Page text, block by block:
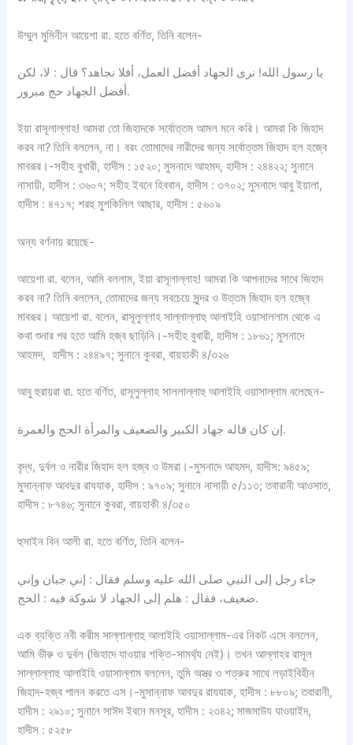
উম্মুল মুমিনীন আয়েশা রা. হতে বর্ণিত, তিনি বলেন-
يا رسول الله! نرى الجهاد أفضل العمل، أفلا نجاهد؟ قال : لا، لكن
أفضل الجهاد حج مبرور.
ইয়া রাসূলাল্লাহ! আমরা তো জিহাদকে সর্বোত্তম আমল মনে করি। আমরা কি জিহাদ
করব না? তিনি বললেন, না। বরং তোমাদের নারীদের জন্য সর্বোত্তম জিহাদ হল হজ্বে
মাবরূর।-সহীহ বুখারী, হাদীস : ১৫২০; মুসনাদে আহমদ, হাদীস : ২৪৪২২; সুনানে
নাসায়ী, হাদীস : ৩৬০৭; সহীহ ইবনে হিববান, হাদীস : ৩৭০২; মুসনাদে আবু ইয়ালা,
হাদীস : ৪৭১৭; শরহু মুশকিলিল আছার, হাদীস : ৫৬০৯
অন্য বর্ণনায় রয়েছে-
আয়েশা রা. বলেন, আমি বললাম, ইয়া রাসূলাল্লাহ! আমরা কি আপনাদের সাথে জিহাদ
করব না? তিনি বললেন, তোমাদের জন্য সবচেয়ে সুন্দর ও উত্তম জিহাদ হল হজ্বে
মাবরূর। আয়েশা রা. বলেন, রাসূলুল্লাহ সাল্লাল্লাহু আলাইহি ওয়াসাললাম থেকে এ
কথা শুনার পর হতে আমি হজ্ব ছাড়িনি।-সহীহ বুখারী, হাদীস : ১৮৬১; মুসনাদে
আহমদ, হাদীস : ২৪৪৯৭; সুনানে কুবরা, বায়হাকী ৪/৩২৬
আবু হুরায়রা রা. হতে বর্ণিত, রাসূলুল্লাহ সাললাল্লাহু আলাইহি ওয়াসাল্লাম বলেছেন-
إن كان قاله جهاد الكبير والضعيف والمرأة الحج والعمرة.
বৃদ্ধ, দুর্বল ও নারীর জিহাদ হল হজ্ব ও উমরা।-মুসনাদে আহমদ, হাদীস: ৯৪৫৯;
মুসান্নাফ আবদুর রাযযাক, হাদীস : ৯৭০৯; সুনানে নাসায়ী ৫/১১৩; তবারানী আওসাত,
হাদীস : ৮৭৪৬; সুনানে কুবরা, বায়হাকী ৪/৩৫০
হুসাইন বিন আলী রা. হতে বর্ণিত, তিনি বলেন-
جاء رجل إلى النبي صلى الله عليه وسلم فقال : إني جبان وإني
ضعيف، فقال : هلم إلى الجهاد لا شوكة فيه : الحج.
এক ব্যক্তি নবী করীম সাল্লাল্লাহু আলাইহি ওয়াসাল্লাম-এর নিকট এসে বললেন,
আমি ভীরু ও দুর্বল (জিহাদে যাওয়ার শক্তি-সামর্থ্য নেই)। তখন আল্লাহর রাসূল
সাল্লাল্লাহু আলাইহি ওয়াসাল্লাম বললেন, তুমি অস্ত্র ও শত্রুর সাথে লড়াইবিহীন
জিহাদ-হজ্ব পালন করতে এস।-মুসান্নাফ আবদুর রাযযাক, হাদীস : ৮৮০৯; তবারানী,
হাদীস : ২৯১০; সুনানে সাঈদ ইবনে মনসূর, হাদীস : ২৩৪২; মাজমাউয যাওয়াইদ,
হাদীস : ৫২৫৮